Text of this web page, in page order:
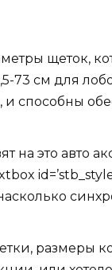
щеток,
см для
это авто
размеры